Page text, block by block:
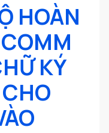
HOÀN
KÝ